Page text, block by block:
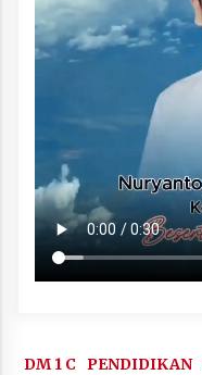
DM 1 C PENDIDIKAN